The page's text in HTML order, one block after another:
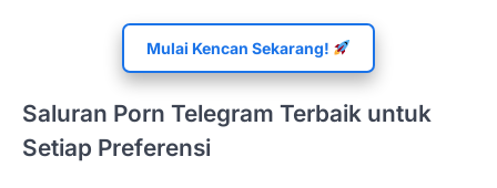
Mulai Kencan Sekarang!
Saluran Porn Telegram Terbaik untuk
Setiap Preferensi